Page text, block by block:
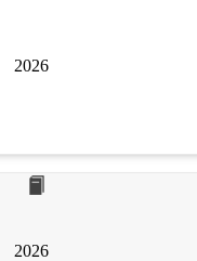
2026
2026